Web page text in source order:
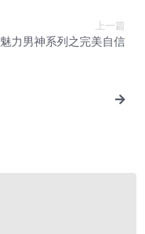
上一篇
魅力男神系列之完美自信